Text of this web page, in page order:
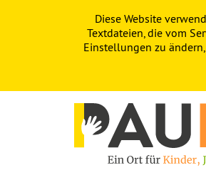
PAULINE KITA
Diese Website
Textdateien, die vom
Einstellungen zu